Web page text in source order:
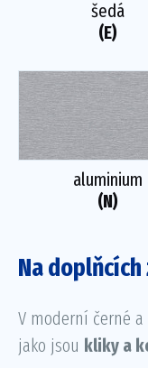
šedá
(E)
aluminium
(N)
Na
V moderní černé
jako jsou kliky a